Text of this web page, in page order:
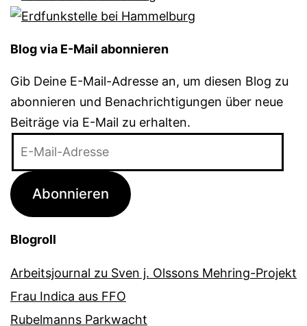
Blog via E-Mail abonnieren
Gib Deine E-Mail-Adresse an, um diesen Blog zu
abonnieren und Benachrichtigungen über neue
Beiträge via E-Mail zu erhalten.
Adresse
Abonnieren
Blogroll
Arbeitsjournal zu Sven j. Olssons Mehring-Projekt
Frau Indica aus FFO
Rubelmanns Parkwacht